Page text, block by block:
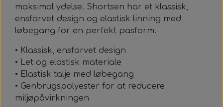
maksimal ydelse. Shortsen har et klassisk,
ensfarvet design og elastisk linning med
løbegang for en perfekt pasform.
• Klassisk, ensfarvet design
• Let og elastisk materiale
• Elastisk talje med løbegang
• Genbrugspolyester for at reducere
miljøpåvirkningen